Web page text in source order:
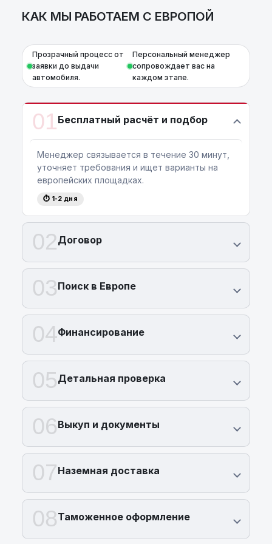
КАК МЫ РАБОТАЕМ С ЕВРОПОЙ
Прозрачный процесс от
заявки до выдачи
автомобиля.
Персональный менеджер
сопровождает вас на
каждом этапе.
01Бесплатный расчёт и подбор
Менеджер связывается в течение 30 минут,
уточняет требования и ищет варианты на
европейских площадках.
⏱ 1-2 дня
02Договор
03Поиск в Европе
04Финансирование
05Детальная проверка
06Выкуп и документы
07Наземная доставка
08Таможенное оформление